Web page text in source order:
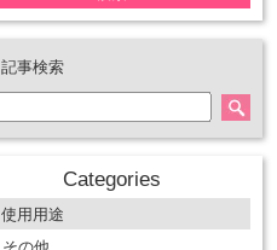
記事検索
Categories
使用用途